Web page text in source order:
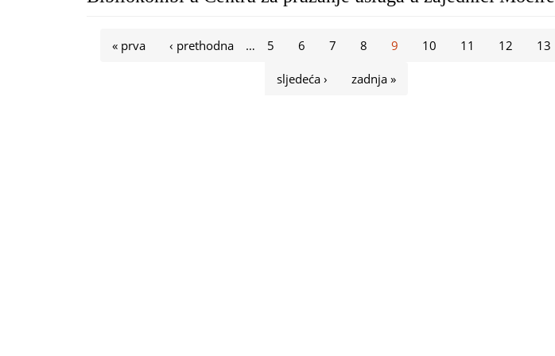
Stranice
« prva ‹ prethodna … 5 6 7 8 9 10 11 12 13
sljedeća › zadnja »